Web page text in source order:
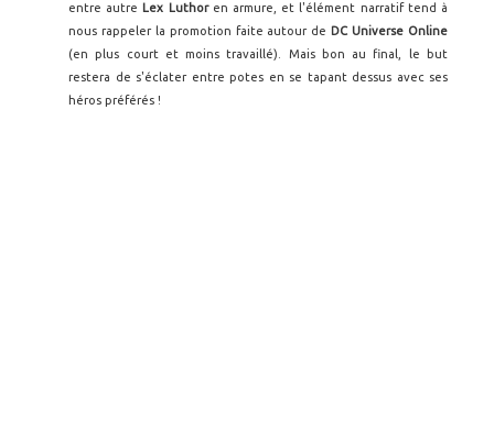
entre autre Lex Luthoren armure, et l'élément narratif tend à
nous rappeler la promotion faite autour de DC Universe Online
(en plus court et moins travaillé). Mais bon au final, le but
restera de s'éclater entre potes en se tapant dessus avec ses
héros préférés !